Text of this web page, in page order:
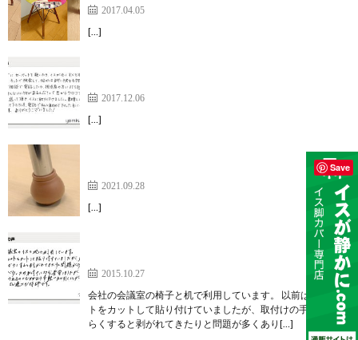
2017.04.05
[…]
2017.12.06
[…]
実際に着けて納得したうえで、注文する方法は無駄
2021.09.28
[…]
重い木製イスでも軽く引けて、役員さん達にも好評
2015.10.27
会社の会議室の椅子と机で利用しています。 以前は、フェル
トをカットして貼り付けていましたが、取付けの手間やしば
らくすると剥がれてきたりと問題が多くあり[…]
Save